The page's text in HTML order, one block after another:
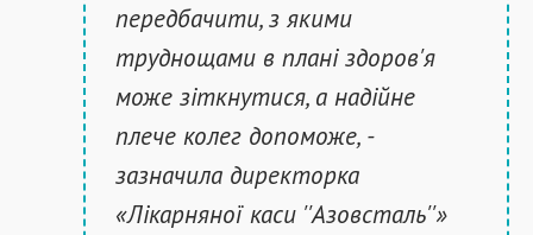
передбачити, з якими
труднощами в плані здоров'я
може зіткнутися, а надійне
плече колег допоможе, -
зазначила директорка
«Лікарняної каси ''Азовсталь''»